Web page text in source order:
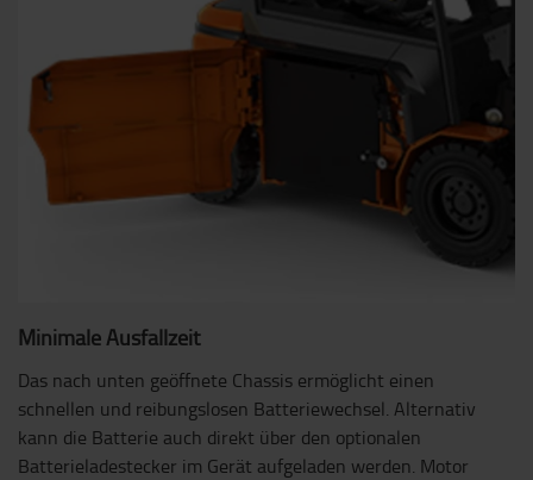
Minimale Ausfallzeit
Das nach unten geöffnete Chassis ermöglicht einen
schnellen und reibungslosen Batteriewechsel. Alternativ
kann die Batterie auch direkt über den optionalen
Batterieladestecker im Gerät aufgeladen werden. Motor